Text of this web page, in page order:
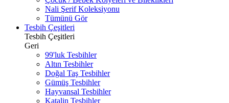
Nali Şerif Koleksiyonu
Tümünü Gör
Tesbih Çeşitleri
Tesbih Çeşitleri
Geri
99'luk Tesbihler
Altın Tesbihler
Doğal Taş Tesbihler
Gümüş Tesbihler
Hayvansal Tesbihler
Katalin Tesbihler